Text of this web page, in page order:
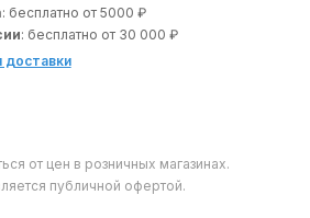
: бесплатно от 5000 ₽
: бесплатно от 30 000 ₽
доставки
от цен в розничных магазинах.
публичной офертой.